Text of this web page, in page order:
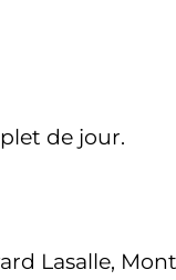
de jour.
Lasalle,